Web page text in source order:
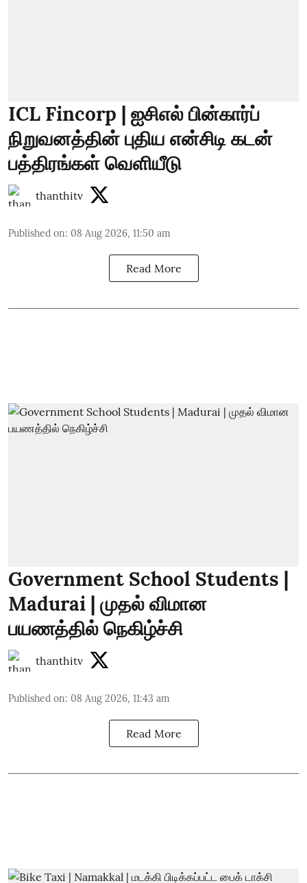
ICL Fincorp | ஐசிஎல் பின்கார்ப்
நிறுவனத்தின் புதிய என்சிடி கடன்
பத்திரங்கள் வெளியீடு
thanthitv
Published on: 08 Aug 2026, 11:50 am
Read More
Government School Students |
Madurai | முதல் விமான
பயணத்தில் நெகிழ்ச்சி
thanthitv
Published on: 08 Aug 2026, 11:43 am
Read More